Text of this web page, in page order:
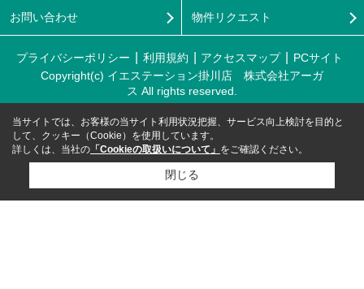
お問い合わせ 物件リクエスト
プライバシーポリシー 利用規約 アクセスマップ
PCサイト
Copyright(c) イエステーション掛川店 株式会社アーガ
ス All rights reserved.
当サイトでは、お客様の当サイト利用状況把握、サービス向上検討を目的と
して、クッキー（Cookie）を使用しています。
詳しくは、当社の 「Cookieの取扱いについて」 をご確認ください。
閉じる